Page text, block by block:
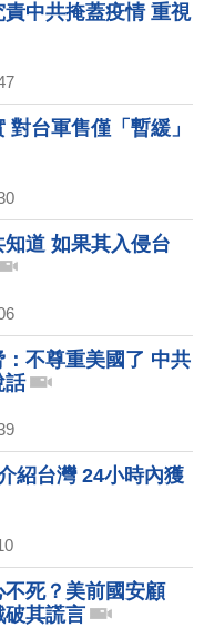
中共掩蓋疫情 重視
台軍售僅「暫緩」
道 如果其入侵台
：不尊重美國了 中共
話
紹台灣 24小時內獲
死？美前國安顧
破其謊言